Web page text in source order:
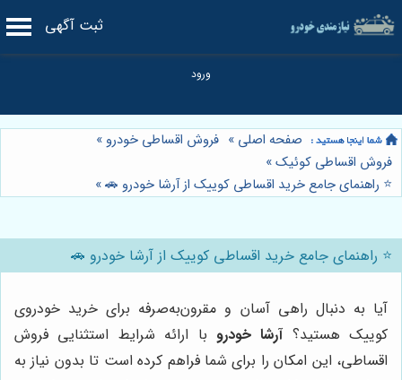
ثبت آگهی
صفحه اصلی » فروش اقساطی خودرو »
فروش اقساطی کوئیک»
⭐️ راهنمای جامع خرید اقساطی کوییک از آرشا خودرو 🚗»
⭐️ راهنمای جامع خرید اقساطی کوییک از آرشا خودرو 🚗
آیا به دنبال راهی آسان و مقرون‌به‌صرفه برای خرید خودروی
کوییک هستید؟آرشا خودرو با ارائه شرایط استثنایی فروش
اقساطی، این امکان را برای شما فراهم کرده است تا بدون نیاز به